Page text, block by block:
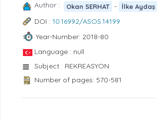
Author : Okan SERHAT - İlke Aydaş
DOI : 10.16992/ASOS.14199
Year-Number: 2018-80
Language : null
Subject : REKREASYON
Number of pages: 570-581